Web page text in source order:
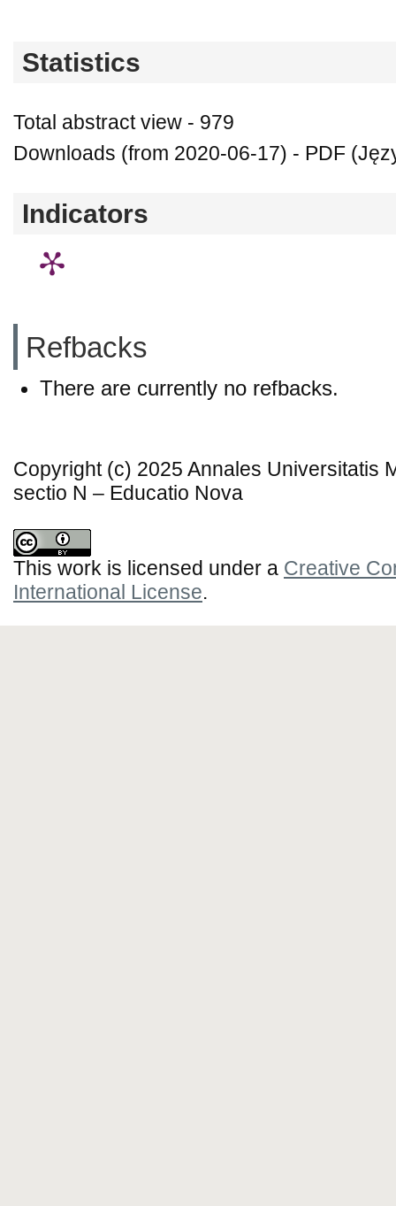
Statistics
Total abstract view - 979
Downloads (from 2020-06-17) - PDF
Indicators
Refbacks
There are currently no refbacks.
Copyright (c) 2025 Annales Universitatis
sectio N – Educatio Nova
This work is licensed under a Creative
International License.